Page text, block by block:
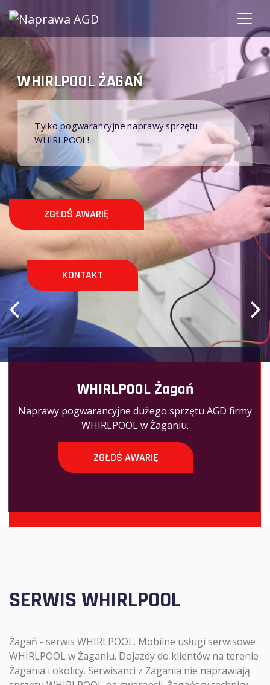
WHIRLPOOL ŻAGAŃ
Tylko pogwarancyjne naprawy sprzętu
WHIRLPOOL!
ZGŁOŚ AWARIĘ
KONTAKT
WHIRLPOOL Żagań
Naprawy pogwarancyjne dużego sprzętu AGD firmy
WHIRLPOOL w Żaganiu.
ZGŁOŚ AWARIĘ
SERWIS WHIRLPOOL
Żagań - serwis WHIRLPOOL. Mobilne usługi serwisowe
WHIRLPOOL w Żaganiu. Dojazdy do klientów na terenie
Żagania i okolicy. Serwisanci z Żagania nie naprawiają